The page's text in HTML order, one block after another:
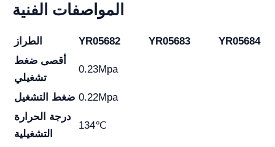
المواصفات الفنية
الطراز YR05682 YR05683
YR05684
أقصى ضغط
تشغيلي
0.23Mpa
ضغط التشغيل 0.22Mpa
درجة الحرارة
التشغيلية
134℃